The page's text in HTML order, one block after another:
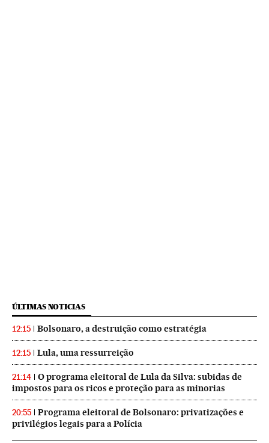
ÚLTIMAS NOTICIAS
12:15 Bolsonaro, a destruição como estratégia
12:15 Lula, uma ressurreição
21:14
O programa eleitoral de Lula da Silva: subidas de
impostos para os ricos e proteção para as minorias
20:55
Programa eleitoral de Bolsonaro: privatizações e
privilégios legais para a Polícia